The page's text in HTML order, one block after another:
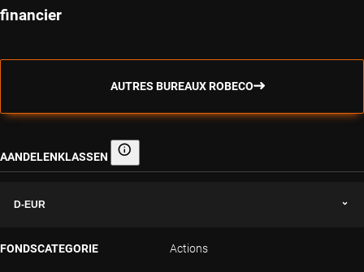
financier
AUTRES BUREAUX ROBECO
AANDELENKLASSEN Aandelenklassen
D-EUR
FONDSCATEGORIE Actions